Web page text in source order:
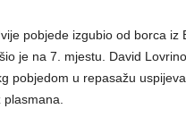
pobjede izgubio od borca iz
je na 7. mjestu. David
pobjedom u repasažu uspijeva